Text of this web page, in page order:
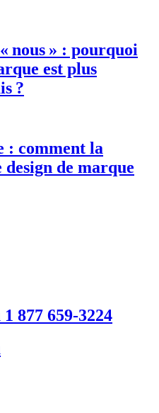
nous » : pourquoi
est plus
?
: comment la
de marque
1 877 659-3224